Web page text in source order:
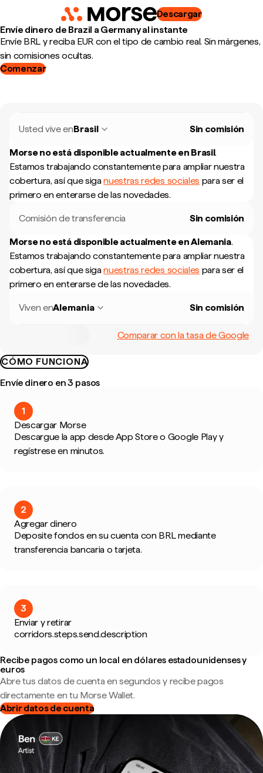
Descargar
Envíe dinero de Brazil a Germany al instante
Envíe BRL y reciba EUR con el tipo de cambio real. Sin márgenes,
sin comisiones ocultas.
Comenzar
Usted vive enBrasil Sin comisión
Morse no está disponible actualmente en Brasil.
Estamos trabajando constantemente para ampliar nuestra
cobertura, así que siganuestras redes sociales para ser el
primero en enterarse de las novedades.
Comisión de transferencia Sin comisión
Morse no está disponible actualmente enAlemania.
Estamos trabajando constantemente para ampliar nuestra
cobertura, así que siganuestras redes sociales para ser el
primero en enterarse de las novedades.
Viven enAlemania Sin comisión
Comparar con la tasa de Google
CÓMO FUNCIONA
Envíe dinero en 3 pasos
1
Descargar Morse
Descargue la app desde App Store o Google Play y
regístrese en minutos.
2
Agregar dinero
Deposite fondos en su cuenta con BRL mediante
transferencia bancaria o tarjeta.
3
Enviar y retirar
corridors.steps.send.description
Recibe pagos como un local en dólares estadounidenses y
euros
Abre tus datos de cuenta en segundos y recibe pagos
directamente en tu Morse Wallet.
Abrir datos de cuenta